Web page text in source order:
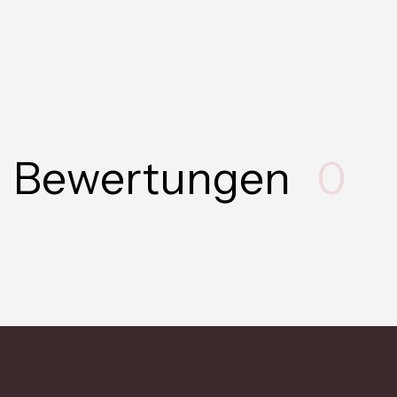
Bewertungen 0